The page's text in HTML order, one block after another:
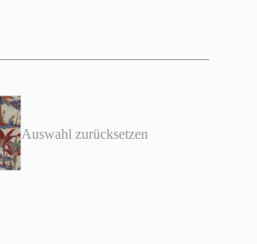
Auswahl zurücksetzen